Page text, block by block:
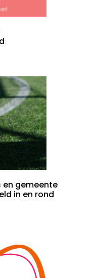
gemeente
in en rond